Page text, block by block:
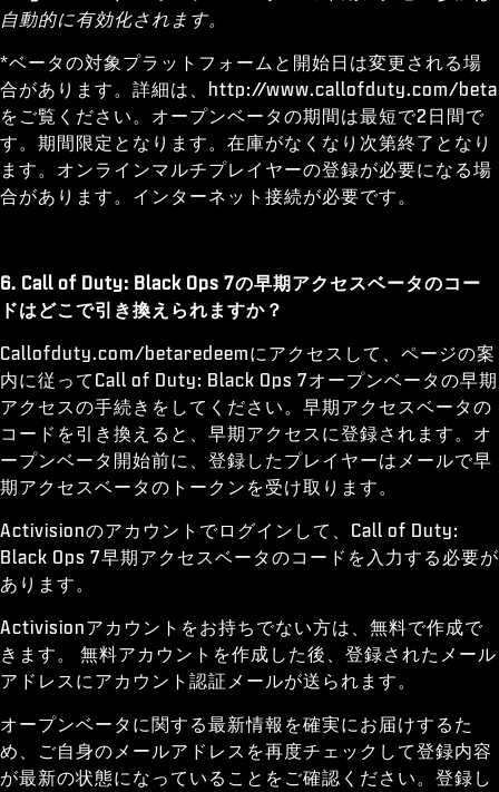
自動的に有効化されます。
*ベータの対象プラットフォームと開始日は変更される場
合があります。詳細は、http://www.callofduty.com/beta
をご覧ください。オープンベータの期間は最短で2日間で
す。期間限定となります。在庫がなくなり次第終了となり
ます。オンラインマルチプレイヤーの登録が必要になる場
合があります。インターネット接続が必要です。
6. Call of Duty: Black Ops 7の早期アクセスベータのコー
ドはどこで引き換えられますか？
Callofduty.com/betaredeemにアクセスして、ページの案
内に従ってCall of Duty: Black Ops 7オープンベータの早期
アクセスの手続きをしてください。早期アクセスベータの
コードを引き換えると、早期アクセスに登録されます。オ
ープンベータ開始前に、登録したプレイヤーはメールで早
期アクセスベータのトークンを受け取ります。
Activisionのアカウントでログインして、Call of Duty:
Black Ops 7早期アクセスベータのコードを入力する必要が
あります。
Activisionアカウントをお持ちでない方は、無料で作成で
きます。 無料アカウントを作成した後、登録されたメール
アドレスにアカウント認証メールが送られます。
オープンベータに関する最新情報を確実にお届けするた
め、ご自身のメールアドレスを再度チェックして登録内容
が最新の状態になっていることをご確認ください。登録し